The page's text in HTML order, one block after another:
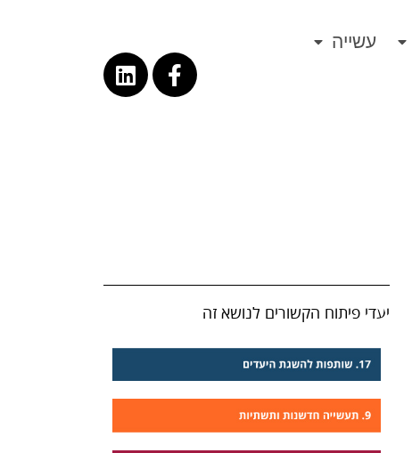
עשייה
יעדי פיתוח הקשורים לנושא זה